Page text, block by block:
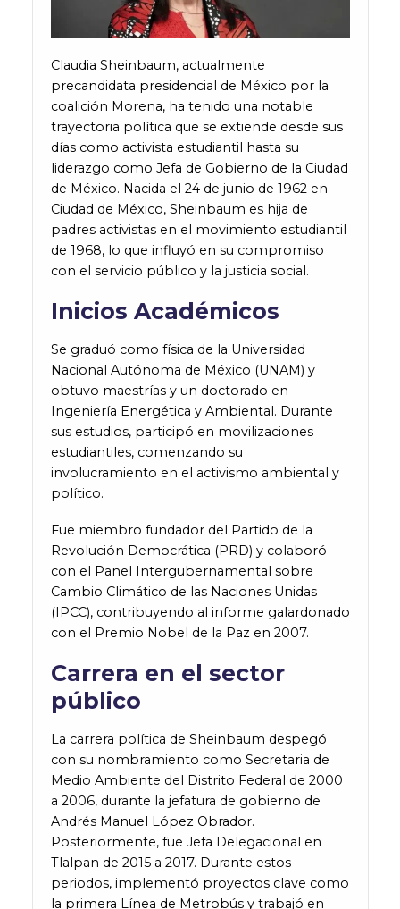
Claudia Sheinbaum, actualmente
precandidata presidencial de México por la
coalición Morena, ha tenido una notable
trayectoria política que se extiende desde sus
días como activista estudiantil hasta su
liderazgo como Jefa de Gobierno de la Ciudad
de México. Nacida el 24 de junio de 1962 en
Ciudad de México, Sheinbaum es hija de
padres activistas en el movimiento estudiantil
de 1968, lo que influyó en su compromiso
con el servicio público y la justicia social​​​​​​.
Inicios Académicos
Se graduó como física de la Universidad
Nacional Autónoma de México (UNAM) y
obtuvo maestrías y un doctorado en
Ingeniería Energética y Ambiental. Durante
sus estudios, participó en movilizaciones
estudiantiles, comenzando su
involucramiento en el activismo ambiental y
político.
Fue miembro fundador del Partido de la
Revolución Democrática (PRD) y colaboró
con el Panel Intergubernamental sobre
Cambio Climático de las Naciones Unidas
(IPCC), contribuyendo al informe galardonado
con el Premio Nobel de la Paz en 2007​​​​​​.
Carrera en el sector
público
La carrera política de Sheinbaum despegó
con su nombramiento como Secretaria de
Medio Ambiente del Distrito Federal de 2000
a 2006, durante la jefatura de gobierno de
Andrés Manuel López Obrador.
Posteriormente, fue Jefa Delegacional en
Tlalpan de 2015 a 2017. Durante estos
periodos, implementó proyectos clave como
la primera Línea de Metrobús y trabajó en